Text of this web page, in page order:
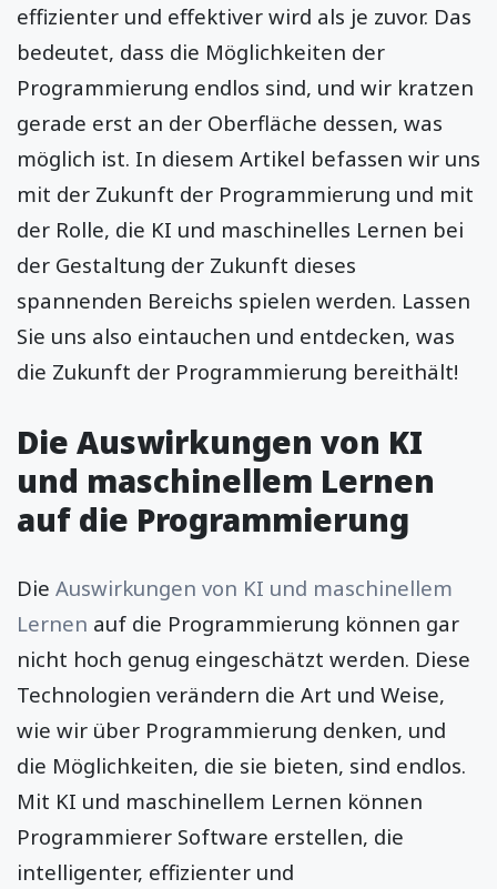
effizienter und effektiver wird als je zuvor. Das
bedeutet, dass die Möglichkeiten der
Programmierung endlos sind, und wir kratzen
gerade erst an der Oberfläche dessen, was
möglich ist. In diesem Artikel befassen wir uns
mit der Zukunft der Programmierung und mit
der Rolle, die KI und maschinelles Lernen bei
der Gestaltung der Zukunft dieses
spannenden Bereichs spielen werden. Lassen
Sie uns also eintauchen und entdecken, was
die Zukunft der Programmierung bereithält!
Die Auswirkungen von KI
und maschinellem Lernen
auf die Programmierung
Die Auswirkungen von KI und maschinellem
Lernen auf die Programmierung können gar
nicht hoch genug eingeschätzt werden. Diese
Technologien verändern die Art und Weise,
wie wir über Programmierung denken, und
die Möglichkeiten, die sie bieten, sind endlos.
Mit KI und maschinellem Lernen können
Programmierer Software erstellen, die
intelligenter, effizienter und